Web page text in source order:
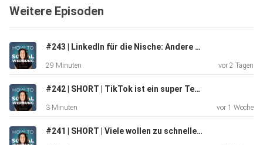
Die Top-Themen sind:
Personalisierte LinkedIn Ads
Retargeting
Weitere Episoden
#243 | LinkedIn für die Nische: Andere Spielregeln - mit Thomas Weinberger
29 Minuten vor 2 Tagen
#242 | SHORT | TikTok ist ein super Testkanal - mit Markus Hetzenegger
3 Minuten vor 1 Woche
#241 | SHORT | Viele wollen zu schnelle Leads – mit Bernhard Reschreiter